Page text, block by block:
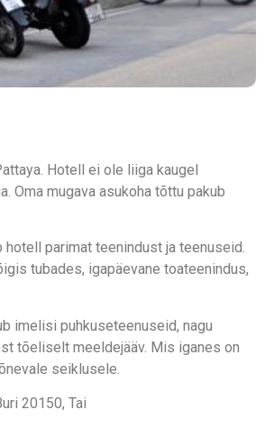
Hotell ei ole liiga kaugel
Oma mugava asukoha tõttu pakub
parimat teenindust ja teenuseid.
tubades, igapäevane toateenindus,
imelisi puhkuseteenuseid, nagu
tõeliselt meeldejääv. Mis iganes on
seiklusele.
20150, Tai